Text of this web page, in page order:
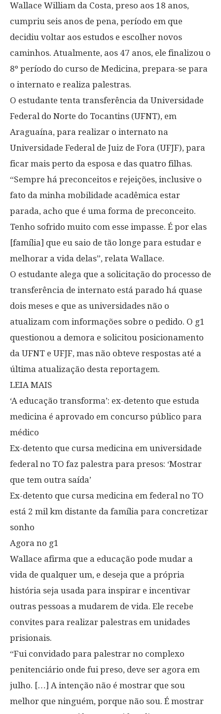
Wallace William da Costa, preso aos 18 anos,
cumpriu seis anos de pena, período em que
decidiu voltar aos estudos e escolher novos
caminhos. Atualmente, aos 47 anos, ele finalizou o
8º período do curso de Medicina, prepara-se para
o internato e realiza palestras.
O estudante tenta transferência da Universidade
Federal do Norte do Tocantins (UFNT), em
Araguaína, para realizar o internato na
Universidade Federal de Juiz de Fora (UFJF), para
ficar mais perto da esposa e das quatro filhas.
“Sempre há preconceitos e rejeições, inclusive o
fato da minha mobilidade acadêmica estar
parada, acho que é uma forma de preconceito.
Tenho sofrido muito com esse impasse. É por elas
[família] que eu saio de tão longe para estudar e
melhorar a vida delas”, relata Wallace.
O estudante alega que a solicitação do processo de
transferência de internato está parado há quase
dois meses e que as universidades não o
atualizam com informações sobre o pedido. O g1
questionou a demora e solicitou posicionamento
da UFNT e UFJF, mas não obteve respostas até a
última atualização desta reportagem.
LEIA MAIS
‘A educação transforma’: ex-detento que estuda
medicina é aprovado em concurso público para
médico
Ex-detento que cursa medicina em universidade
federal no TO faz palestra para presos: ‘Mostrar
que tem outra saída’
Ex-detento que cursa medicina em federal no TO
está 2 mil km distante da família para concretizar
sonho
Agora no g1
Wallace afirma que a educação pode mudar a
vida de qualquer um, e deseja que a própria
história seja usada para inspirar e incentivar
outras pessoas a mudarem de vida. Ele recebe
convites para realizar palestras em unidades
prisionais.
“Fui convidado para palestrar no complexo
penitenciário onde fui preso, deve ser agora em
julho. […] A intenção não é mostrar que sou
melhor que ninguém, porque não sou. É mostrar